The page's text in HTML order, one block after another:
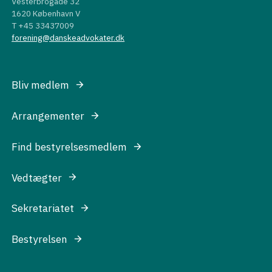
1620 København V
T +45 33437009
forening@danskeadvokater.dk
Bliv medlem
Arrangementer
Find bestyrelsesmedlem
Vedtægter
Sekretariatet
Bestyrelsen